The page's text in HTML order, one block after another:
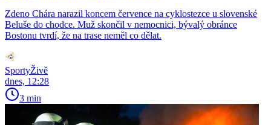
Zdeno Chára narazil koncem července na cyklostezce u slovenské
Beluše do chodce. Muž skončil v nemocnici, bývalý obránce
Bostonu tvrdí, že na trase neměl co dělat.
SportyŽivě
dnes, 12:28
3 min